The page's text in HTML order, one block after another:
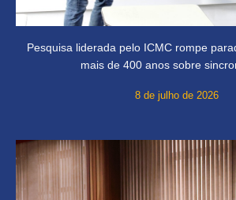
Pesquisa liderada pelo ICMC rompe
mais de 400 anos sobre
8 de julho de 2026